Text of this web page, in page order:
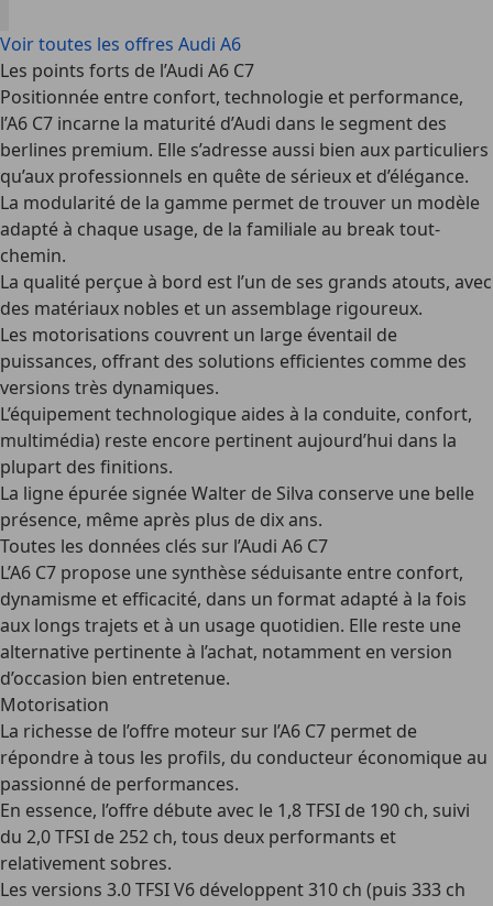
Voir toutes les offres Audi A6
Les points forts de l’Audi A6 C7
Positionnée entre confort, technologie et performance,
l’A6 C7 incarne la maturité d’Audi dans le segment des
berlines premium. Elle s’adresse aussi bien aux particuliers
qu’aux professionnels en quête de sérieux et d’élégance.
La modularité de la gamme permet de trouver un modèle
adapté à chaque usage, de la familiale au break tout-
chemin.
La qualité perçue à bord est l’un de ses grands atouts, avec
des matériaux nobles et un assemblage rigoureux.
Les motorisations couvrent un large éventail de
puissances, offrant des solutions efficientes comme des
versions très dynamiques.
L’équipement technologique aides à la conduite, confort,
multimédia) reste encore pertinent aujourd’hui dans la
plupart des finitions.
La ligne épurée signée Walter de Silva conserve une belle
présence, même après plus de dix ans.
Toutes les données clés sur l’Audi A6 C7
L’A6 C7 propose une synthèse séduisante entre confort,
dynamisme et efficacité, dans un format adapté à la fois
aux longs trajets et à un usage quotidien. Elle reste une
alternative pertinente à l’achat, notamment en version
d’occasion bien entretenue.
Motorisation
La richesse de l’offre moteur sur l’A6 C7 permet de
répondre à tous les profils, du conducteur économique au
passionné de performances.
En essence, l’offre débute avec le 1,8 TFSI de 190 ch, suivi
du 2,0 TFSI de 252 ch, tous deux performants et
relativement sobres.
Les versions 3.0 TFSI V6 développent310 ch (puis 333 ch